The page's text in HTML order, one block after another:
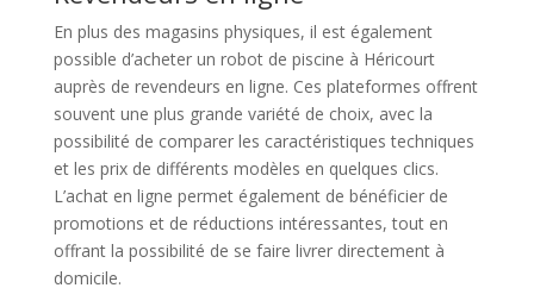
En plus des magasins physiques, il est également
possible d’acheter un robot de piscine à Héricourt
auprès de revendeurs en ligne. Ces plateformes offrent
souvent une plus grande variété de choix, avec la
possibilité de comparer les caractéristiques techniques
et les prix de différents modèles en quelques clics.
L’achat en ligne permet également de bénéficier de
promotions et de réductions intéressantes, tout en
offrant la possibilité de se faire livrer directement à
domicile.